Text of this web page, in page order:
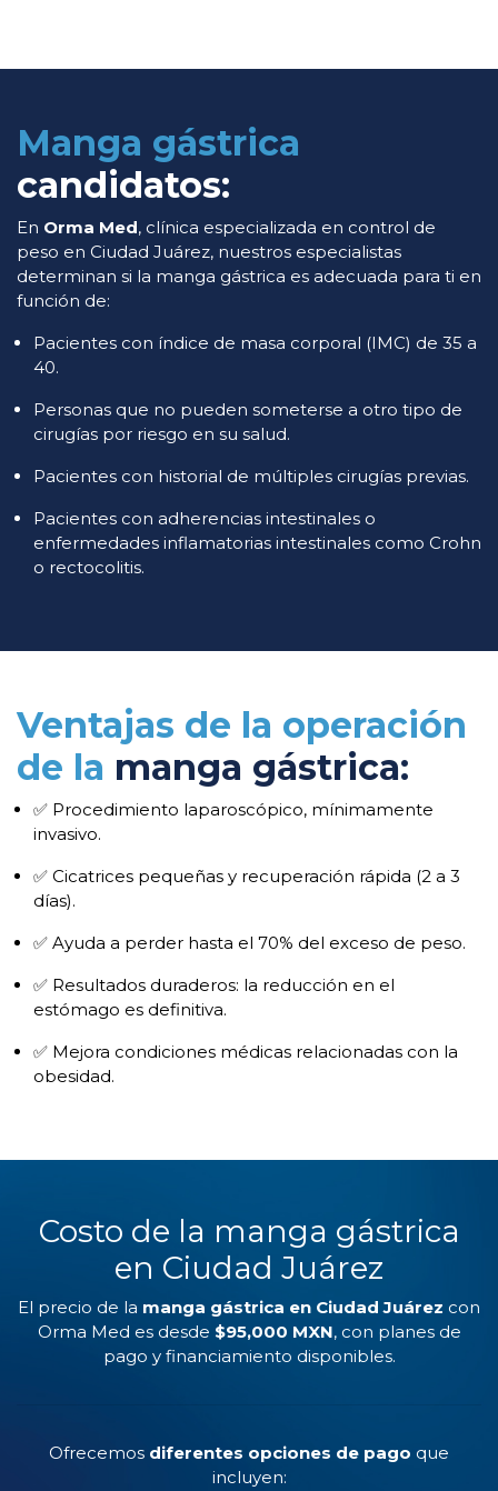
Manga gástrica
candidatos:
En Orma Med, clínica especializada en control de
peso en Ciudad Juárez, nuestros especialistas
determinan si la manga gástrica es adecuada para ti en
función de:
Pacientes con índice de masa corporal (IMC) de 35 a
40.
Personas que no pueden someterse a otro tipo de
cirugías por riesgo en su salud.
Pacientes con historial de múltiples cirugías previas.
Pacientes con adherencias intestinales o
enfermedades inflamatorias intestinales como Crohn
o rectocolitis.
Ventajas de la operación
de la manga gástrica:
✅ Procedimiento laparoscópico, mínimamente
invasivo.
✅ Cicatrices pequeñas y recuperación rápida (2 a 3
días).
✅ Ayuda a perder hasta el 70% del exceso de peso.
✅ Resultados duraderos: la reducción en el
estómago es definitiva.
✅ Mejora condiciones médicas relacionadas con la
obesidad.
Costo de la manga gástrica
en Ciudad Juárez
El precio de la manga gástrica en Ciudad Juárez con
Orma Med es desde $95,000 MXN, con planes de
pago y financiamiento disponibles.
Ofrecemos diferentes opciones de pago que
incluyen: